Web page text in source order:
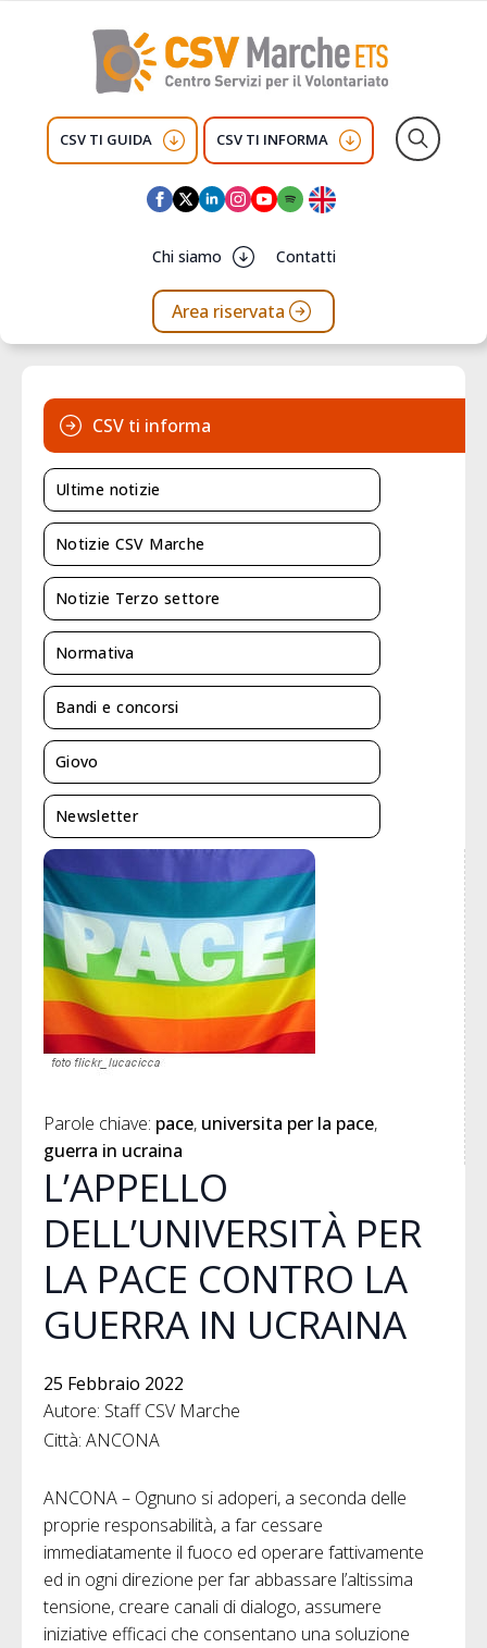
CSV TI GUIDA CSV TI INFORMA
Chi siamo Contatti
Area riservata
Parole chiave: pace universita per la pace
guerra in ucraina
L’APPELLO
DELL’UNIVERSITÀ PER
LA PACE CONTRO LA
GUERRA IN UCRAINA
25 Febbraio 2022
Autore: Staff CSV Marche
Città: ANCONA
ANCONA – Ognuno si adoperi, a seconda delle
proprie responsabilità, a far cessare
immediatamente il fuoco ed operare fattivamente
ed in ogni direzione per far abbassare l’altissima
tensione, creare canali di dialogo, assumere
iniziative efficaci che consentano una soluzione
CSV ti informa
Ultime notizie
Notizie CSV Marche
Notizie Terzo settore
Normativa
Bandi e concorsi
Giovo
Newsletter